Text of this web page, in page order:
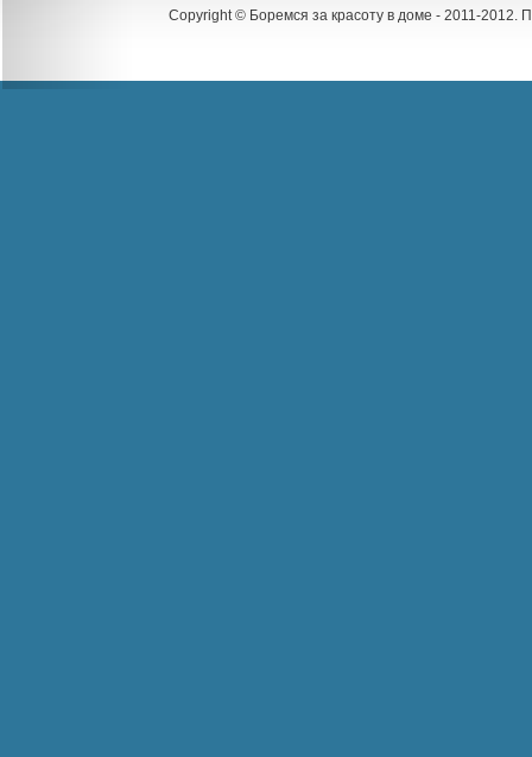
Copyright © Боремся за красоту в доме - 2011-2012.